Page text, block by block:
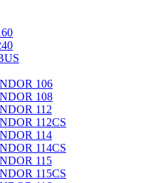
106
108
112
112CS
114
114CS
115
115CS